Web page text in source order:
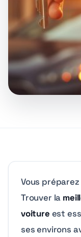
Vous
Trouver la
voiture est
ses environs